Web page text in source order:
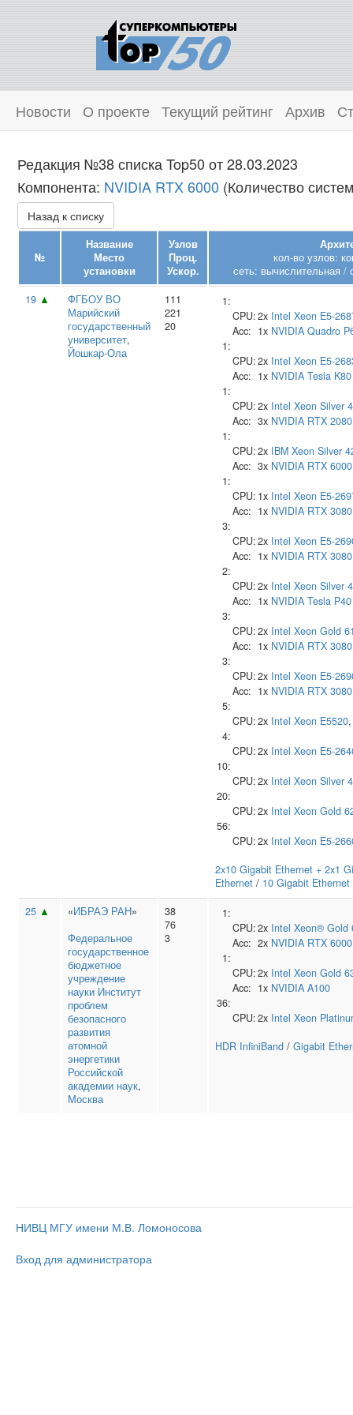
Новости О проекте Текущий рейтинг Архив
Редакция №38 списка Top50 от 28.03.2023
Компонента: NVIDIA RTX 6000 (Количество
Назад к списку
№
Название
Место
установки
Узлов
Проц.
Ускор.
кол-во узлов:
сеть: вычислительная /
19 ▲
ФГБОУ ВО
Марийский
государственный
университет,
Йошкар-Ола
111
221
20
1:
CPU:2x Intel Xeon E5-
Acc: 1x NVIDIA Quadro
1:
CPU:2x Intel Xeon E5-
Acc: 1x NVIDIA Tesla K80
1:
CPU:2x Intel Xeon Silver
Acc: 3x NVIDIA RTX 2080
1:
CPU:2x IBM Xeon Silver
Acc: 3x NVIDIA RTX 6000
1:
CPU: 1x Intel Xeon E5-
Acc: 1x NVIDIA RTX 3080
3:
CPU:2x Intel Xeon E5-
Acc: 1x NVIDIA RTX 3080
2:
CPU:2x Intel Xeon Silver
Acc: 1x NVIDIA Tesla P40
3:
CPU:2x Intel Xeon Gold
Acc: 1x NVIDIA RTX 3080
3:
CPU:2x Intel Xeon E5-
Acc: 1x NVIDIA RTX 3080
5:
CPU:2x Intel Xeon E5520
4:
CPU:2x Intel Xeon E5-
10:
CPU:2x Intel Xeon Silver
20:
CPU:2x Intel Xeon Gold
56:
CPU:2x Intel Xeon E5-
2x10 Gigabit Ethernet + 2x1
Ethernet / 10 Gigabit Ethernet
25 ▲ «ИБРАЭ РАН»
Федеральное
государственное
бюджетное
учреждение
науки Институт
проблем
безопасного
развития
атомной
энергетики
Российской
академии наук,
Москва
38
76
3
1:
CPU:2x Intel Xeon® Gold
Acc: 2x NVIDIA RTX 6000
1:
CPU:2x Intel Xeon Gold
Acc: 1x NVIDIA A100
36:
CPU:2x Intel Xeon
HDR InfiniBand / Gigabit
НИВЦ МГУ имени М.В. Ломоносова
Вход для администратора